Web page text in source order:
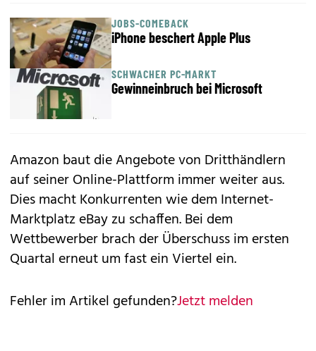
JOBS-COMEBACK
iPhone beschert Apple Plus
SCHWACHER PC-MARKT
Gewinneinbruch bei Microsoft
Amazon baut die Angebote von Dritthändlern
auf seiner Online-Plattform immer weiter aus.
Dies macht Konkurrenten wie dem Internet-
Marktplatz eBay zu schaffen. Bei dem
Wettbewerber brach der Überschuss im ersten
Quartal erneut um fast ein Viertel ein.
Fehler im Artikel gefunden?Jetzt melden